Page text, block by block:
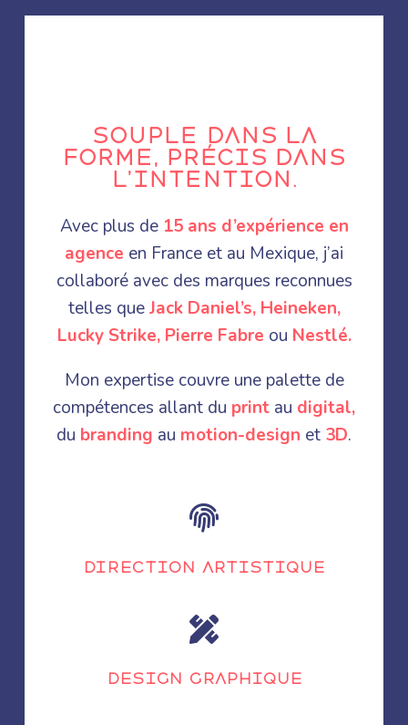
Souple dans la
forme, précis dans
l’intention.
Avec plus de 15ans d’expérience en
agence en France et au Mexique, j’ai
collaboré avec des marques reconnues
telles que Jack Daniel’s, Heineken,
Lucky Strike, Pierre Fabre ou Nestlé.
Mon expertise couvre une palette de
compétences allant du print au digital,
du branding au motion-design et 3D.

Direction Artistique

Design Graphique